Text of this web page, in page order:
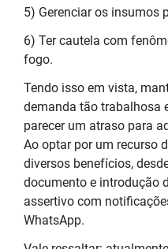
5) Gerenciar os insumos
6) Ter cautela com
fogo.
Tendo isso em vista,
demanda tão trabalhosa
parecer um atraso para
Ao optar por um recurso
diversos benefícios,
documento e introdução
assertivo com
WhatsApp.